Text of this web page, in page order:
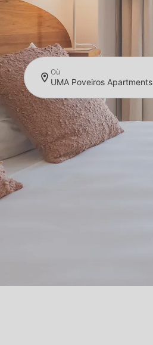
Où
UMA Poveiros Apartments